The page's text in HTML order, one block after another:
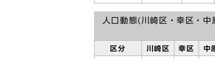
人口動態(川崎区・幸区・
区分 川崎区 幸区 中